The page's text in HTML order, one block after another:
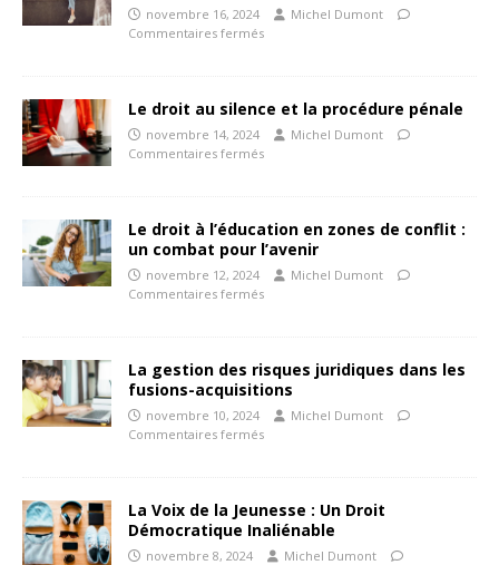
novembre 16, 2024
Michel Dumont
Commentaires fermés
Le droit au silence et la procédure pénale
novembre 14, 2024
Michel Dumont
Commentaires fermés
Le droit à l’éducation en zones de conflit :
un combat pour l’avenir
novembre 12, 2024
Michel Dumont
Commentaires fermés
La gestion des risques juridiques dans les
fusions-acquisitions
novembre 10, 2024
Michel Dumont
Commentaires fermés
La Voix de la Jeunesse : Un Droit
Démocratique Inaliénable
novembre 8, 2024
Michel Dumont